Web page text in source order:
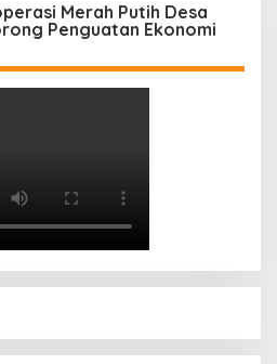
Merah Putih Desa
Penguatan Ekonomi